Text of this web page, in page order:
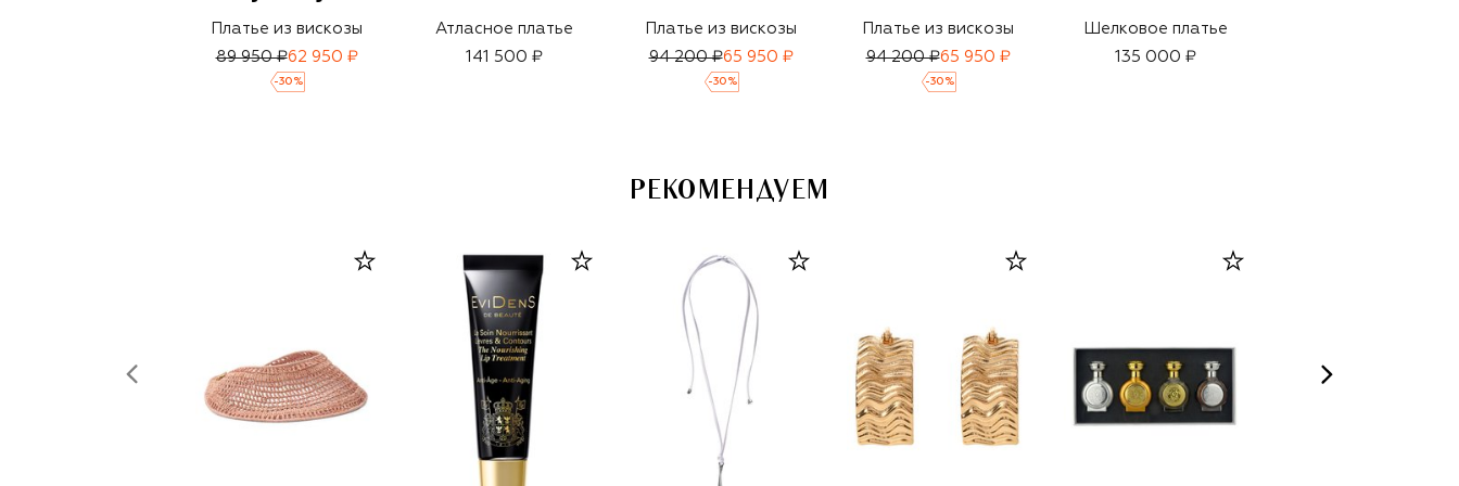
Платье из вискозы
89 950 ₽62 950 ₽
-30 %
Атласное платье
141 500 ₽
Платье из вискозы
94 200 ₽65 950 ₽
-30 %
Платье из вискозы
94 200 ₽65 950 ₽
-30 %
Шелковое платье
135 000 ₽
РЕКОМЕНДУЕМ